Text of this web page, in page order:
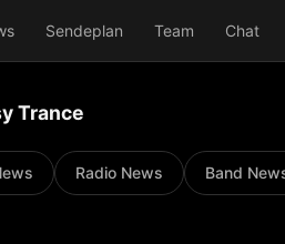
Sendeplan Team Chat
Trance
Radio News Band